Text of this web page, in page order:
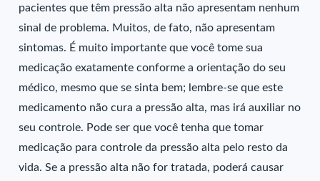
pacientes que têm pressão alta não apresentam nenhum
sinal de problema. Muitos, de fato, não apresentam
sintomas. É muito importante que você tome sua
medicação exatamente conforme a orientação do seu
médico, mesmo que se sinta bem; lembre-se que este
medicamento não cura a pressão alta, mas irá auxiliar no
seu controle. Pode ser que você tenha que tomar
medicação para controle da pressão alta pelo resto da
vida. Se a pressão alta não for tratada, poderá causar